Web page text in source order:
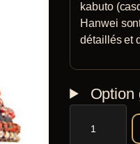
kabuto
Hanwei
détaillés et
Option